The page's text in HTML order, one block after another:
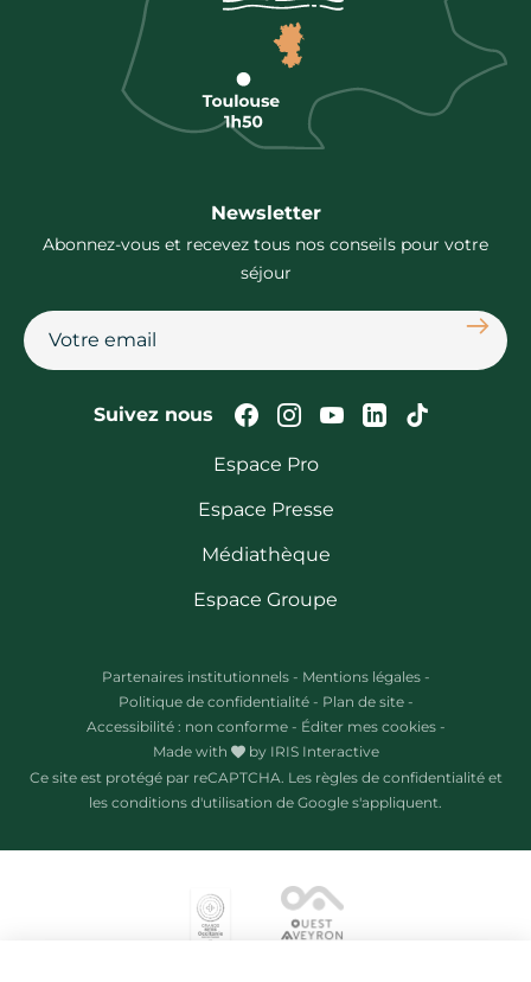
Newsletter
Abonnez-vous et recevez tous nos conseils pour votre
séjour
Suivez nous Suivez-nous sur
Suivez-nous sur
Suivez-nous
Suivez-Suivez-
Espace Pro
Espace Presse
Médiathèque
Espace Groupe
Partenaires institutionnels - Mentions légales -
Politique de confidentialité - Plan de site -
Accessibilité : non conforme - Éditer mes cookies -
Made with
by IRIS Interactive
Ce site est protégé par reCAPTCHA. Les règles de confidentialitéet
les conditions d'utilisation de Google s'appliquent.